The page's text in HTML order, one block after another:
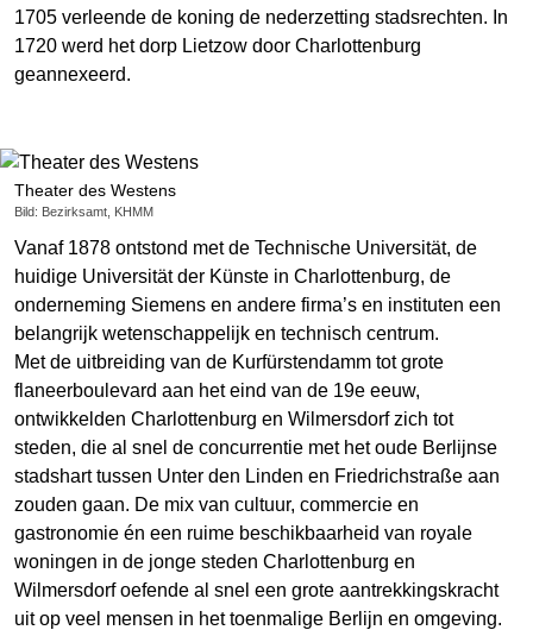
1705 verleende de koning de nederzetting stadsrechten. In
1720 werd het dorp Lietzow door Charlottenburg
geannexeerd.
Theater des Westens
Bild: Bezirksamt, KHMM
Vanaf 1878 ontstond met de Technische Universität, de
huidige Universität der Künste in Charlottenburg, de
onderneming Siemens en andere firma’s en instituten een
belangrijk wetenschappelijk en technisch centrum.
Met de uitbreiding van de Kurfürstendamm tot grote
flaneerboulevard aan het eind van de 19e eeuw,
ontwikkelden Charlottenburg en Wilmersdorf zich tot
steden, die al snel de concurrentie met het oude Berlijnse
stadshart tussen Unter den Linden en Friedrichstraße aan
zouden gaan. De mix van cultuur, commercie en
gastronomie én een ruime beschikbaarheid van royale
woningen in de jonge steden Charlottenburg en
Wilmersdorf oefende al snel een grote aantrekkingskracht
uit op veel mensen in het toenmalige Berlijn en omgeving.